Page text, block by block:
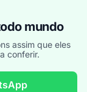
mundo
assim que eles
conferir.